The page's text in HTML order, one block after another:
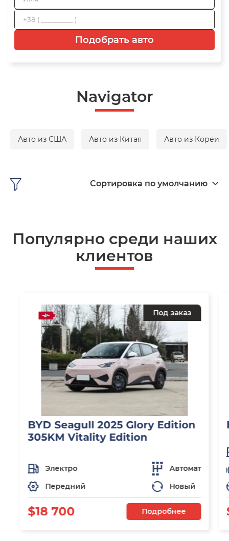
Подобрать авто
Navigator
Авто из США Авто из Китая Авто из Кореи
Сортировка по умолчанию
Популярно среди наших
клиентов
Под заказ
BYD Seagull 2025 Glory Edition
305KM Vitality Edition
Электро
Автомат
Передний
Новый
$18 700 Подробнее